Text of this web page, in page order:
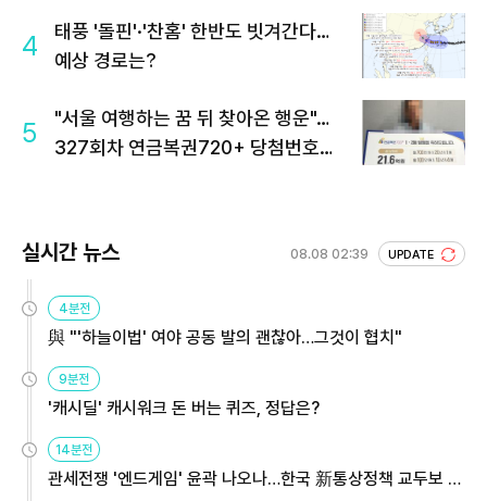
4
태풍 '돌핀'·'찬홈' 한반도 빗겨간다…
예상 경로는?
5
"서울 여행하는 꿈 뒤 찾아온 행운"…
327회차 연금복권720+ 당첨번호조
실시간 뉴스 08.08 02:39 UPDATE
4분전
與 "'하늘이법' 여야 공동 발의 괜찮아…그것이 협치"
9분전
'캐시딜' 캐시워크 돈 버는 퀴즈, 정답은?
14분전
관세전쟁 '엔드게임' 윤곽 나오나…한국 新통상정책 교두보 활